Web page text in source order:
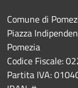
Comune di
Piazza
Pomezia
Codice Fiscale:
Partita IVA: